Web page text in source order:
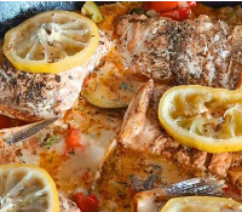
MŁODEJ
KAPUŚCIE